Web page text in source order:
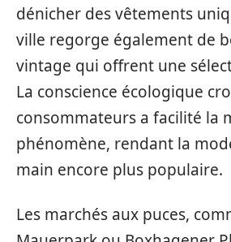
dénicher des vêtements
ville regorge également de
vintage qui offrent une
La conscience écologique
consommateurs a facilité la
phénomène, rendant la
main encore plus populaire.
Les marchés aux puces,